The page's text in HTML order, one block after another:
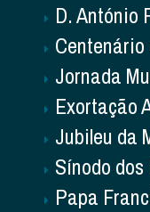
D. António
Jornada
Exortação
Jubileu da
Sínodo
Papa